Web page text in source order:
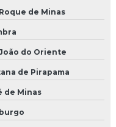
de Minas
do Oriente
de Pirapama
de Minas